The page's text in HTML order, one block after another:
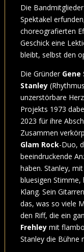
Die
Spektakel
choreografierten
Geschick eine
bleibt, selbst den
Die Gründer Gene
Stanley
unzerstörbare
Projekts 1973
2023 für ihre
Zusammen
Glam Rock-Duo,
beeindruckende
haben. Stanley,
bluesigen
Klang. Sein
das, was so viele
den Riff, die ein
Frehleymit
Stanley die Bühne